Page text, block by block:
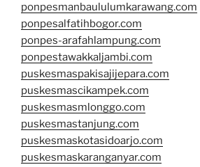
ponpesmanbaululumkarawang.com
ponpesalfatihbogor.com
ponpes-arafahlampung.com
ponpestawakkaljambi.com
puskesmaspakisajijepara.com
puskesmascikampek.com
puskesmasmlonggo.com
puskesmastanjung.com
puskesmaskotasidoarjo.com
puskesmaskaranganyar.com